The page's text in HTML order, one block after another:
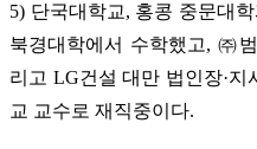
5) 단국대학교, 홍콩 중문대
북경대학에서 수학했고, ㈜
리고 LG건설 대만 법인장·
교 교수로 재직중이다.